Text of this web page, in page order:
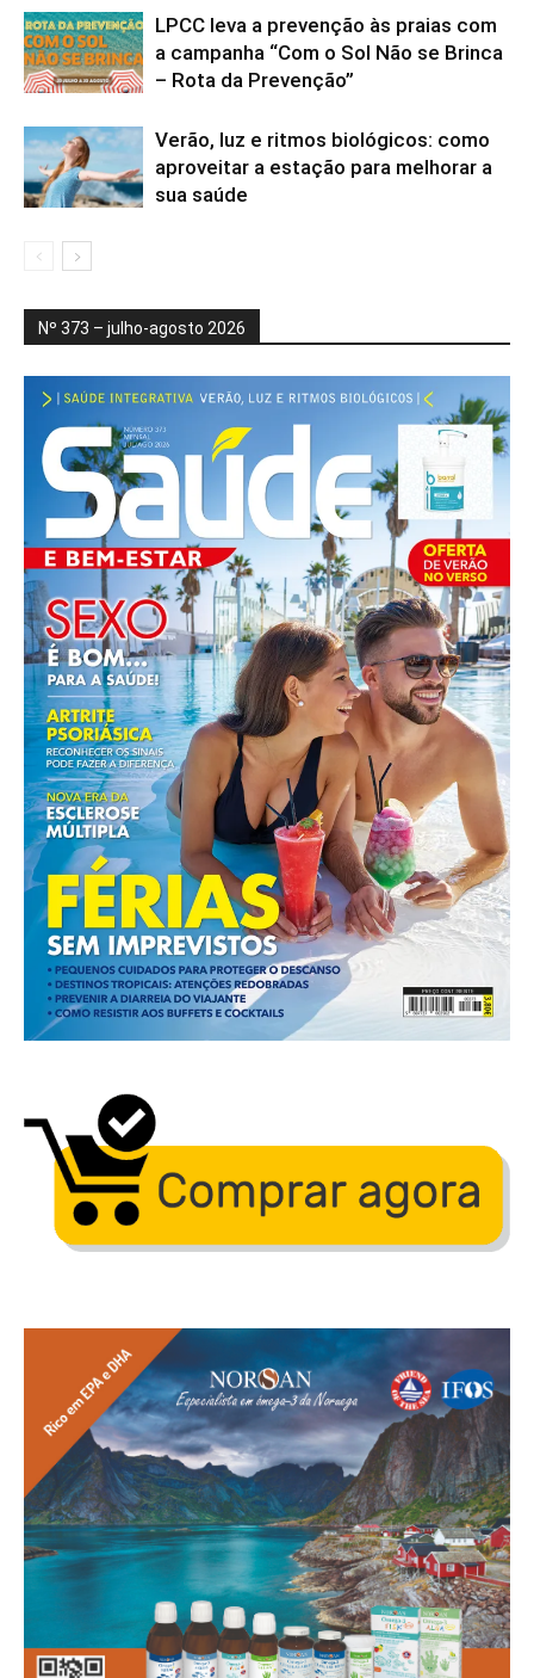
LPCC leva a prevenção às praias com
a campanha “Com o Sol Não se Brinca
– Rota da Prevenção”
Verão, luz e ritmos biológicos: como
aproveitar a estação para melhorar a
sua saúde
Nº 373 – julho-agosto 2026